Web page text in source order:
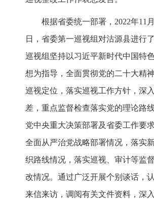
根据省委统一部署，2022年11
日，省委第一巡视组对沽源县进行
巡视组坚持以习近平新时代中国特
想为指导，全面贯彻党的二十大精
巡视定位，落实巡视工作方针，深
差，重点监督检查落实党的理论路
党中央重大决策部署及省委工作要
全面从严治党战略部署情况，落实
织路线情况，落实巡视、审计等监
改情况。通过广泛开展个别谈话，
来信来访，调阅有关文件资料，深